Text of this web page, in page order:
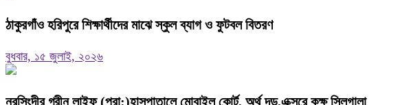
ঠাকুরগাঁও হরিপুরে শিক্ষার্থীদের মাঝে স্কুল ব্যাগ ও ফুটবল বিতরণ
বুধবার, ১৫ জুলাই, ২০২৬
নরসিংদীর গ্রীন লাইফ (প্রা:)হাসপাতালে মোবাইল কোর্ট, অর্থ দন্ড,এক্সরে কক্ষ সিলগালা